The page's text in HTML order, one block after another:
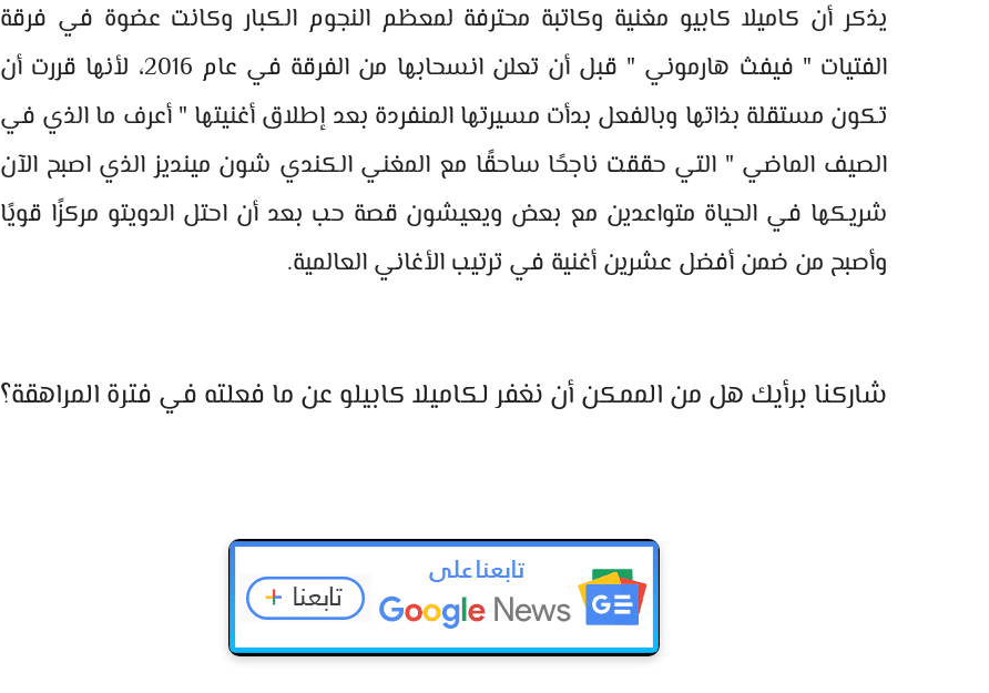
يذكر أن كاميلا كابيو مغنية وكاتبة محترفة لمعظم النجوم الكبار وكانت عضوة في فرقة
الفتيات " فيفث هارموني " قبل أن تعلن انسحابها من الفرقة في عام 2016، لأنها قررت أن
تكون مستقلة بذاتها وبالفعل بدأت مسيرتها المنفردة بعد إطلاق أغنيتها " أعرف ما الذي في
الصيف الماضي " التي حققت ناجحًا ساحقًا مع المغني الكندي شون مينديز الذي اصبح الآن
شريكها في الحياة متواعدين مع بعض ويعيشون قصة حب بعد أن احتل الدويتو مركزًا قويًا
وأصبح من ضمن أفضل عشرين أغنية في ترتيب الأغاني العالمية.
شاركنا برأيك هل من الممكن أن نغفر لكاميلا كابيلو عن ما فعلته في فترة المراهقة؟